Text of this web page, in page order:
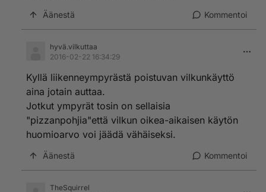
Äänestä Kommentoi
hyvä.vilkuttaa
2016-02-22 16:34:29
Kyllä liikenneympyrästä poistuvan vilkunkäyttö
aina jotain auttaa.
Jotkut ympyrät tosin on sellaisia
"pizzanpohjia"että vilkun oikea-aikaisen käytön
huomioarvo voi jäädä vähäiseksi.
Äänestä Kommentoi
TheSquirrel